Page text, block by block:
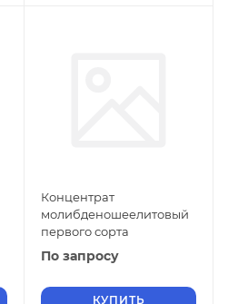
Концентрат
молибденошеелитовый
первого сорта
По запросу
КУПИТЬ